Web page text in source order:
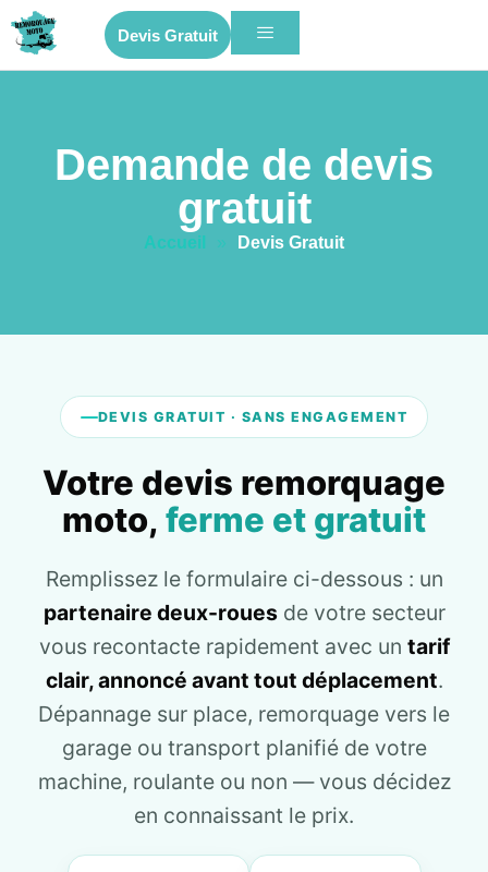
Devis Gratuit
Demande de devis
gratuit
Accueil » Devis Gratuit
DEVIS GRATUIT · SANS ENGAGEMENT
Votre devis remorquage
moto, ferme et gratuit
Remplissez le formulaire ci-dessous : un
partenaire deux-rouesde votre secteur
vous recontacte rapidement avec un tarif
clair, annoncé avant tout déplacement.
Dépannage sur place, remorquage vers le
garage ou transport planifié de votre
machine, roulante ou non — vous décidez
en connaissant le prix.